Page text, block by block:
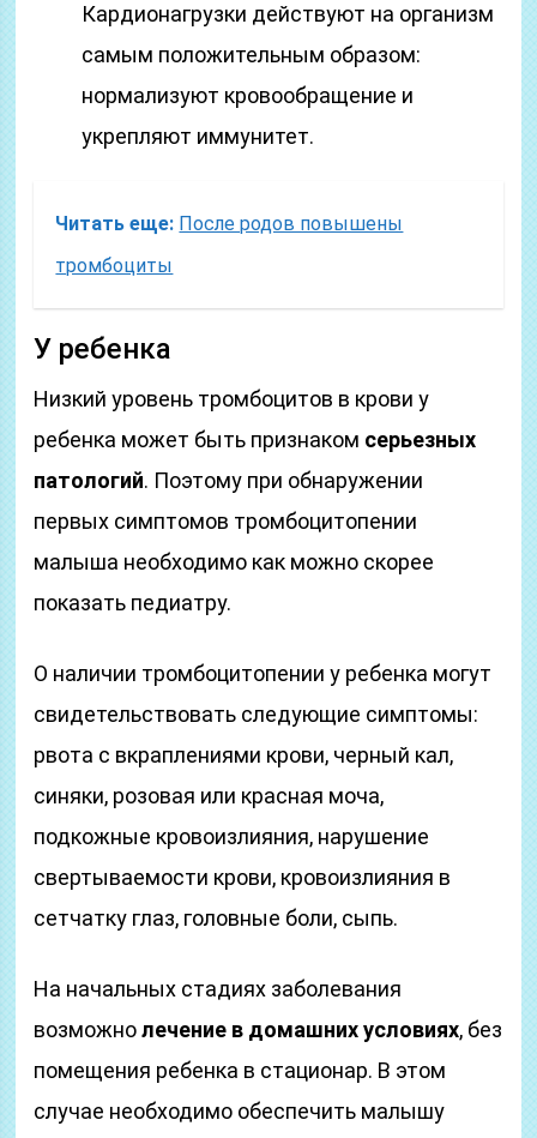
Кардионагрузки действуют на организм
самым положительным образом:
нормализуют кровообращение и
укрепляют иммунитет.
Читать еще: После родов повышены
тромбоциты
У ребенка
Низкий уровень тромбоцитов в крови у
ребенка может быть признаком серьезных
патологий. Поэтому при обнаружении
первых симптомов тромбоцитопении
малыша необходимо как можно скорее
показать педиатру.
О наличии тромбоцитопении у ребенка могут
свидетельствовать следующие симптомы:
рвота с вкраплениями крови, черный кал,
синяки, розовая или красная моча,
подкожные кровоизлияния, нарушение
свертываемости крови, кровоизлияния в
сетчатку глаз, головные боли, сыпь.
На начальных стадиях заболевания
возможнолечение в домашних условиях, без
помещения ребенка в стационар. В этом
случае необходимо обеспечить малышу